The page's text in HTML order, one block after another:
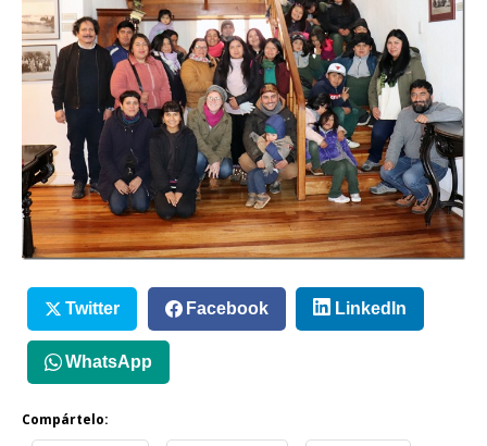
Twitter Facebook LinkedIn
WhatsApp
Compártelo: